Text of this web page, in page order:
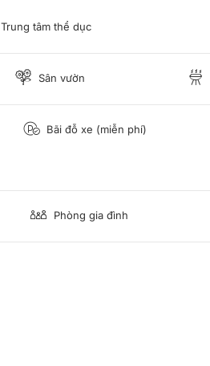
Trung tâm thể dục
Sân vườn
Bãi đỗ xe (miễn phí)
Phòng gia đình